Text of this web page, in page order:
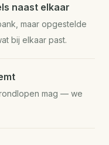
naast elkaar
maar opgestelde
bij elkaar past.
mag — we